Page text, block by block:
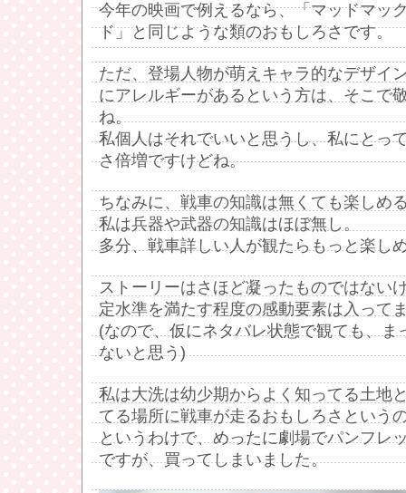
今年の映画で例えるなら、「マッドマッ
ド」と同じような類のおもしろさです。
ただ、登場人物が萌えキャラ的なデザイ
にアレルギーがあるという方は、そこで
ね。
私個人はそれでいいと思うし、私にとっ
さ倍増ですけどね。
ちなみに、戦車の知識は無くても楽しめ
私は兵器や武器の知識はほぼ無し。
多分、戦車詳しい人が観たらもっと楽し
ストーリーはさほど凝ったものではない
定水準を満たす程度の感動要素は入って
(なので、仮にネタバレ状態で観ても、ま
ないと思う)
私は大洗は幼少期からよく知ってる土地
てる場所に戦車が走るおもしろさという
というわけで、めったに劇場でパンフレ
ですが、買ってしまいました。